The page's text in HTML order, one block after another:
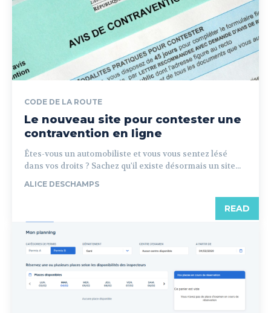
CODE DE LA ROUTE
Le nouveau site pour contester une
contravention en ligne
Êtes-vous un automobiliste et vous vous sentez lésé
dans vos droits ? Sachez qu'il existe désormais un site...
ALICE DESCHAMPS
READ